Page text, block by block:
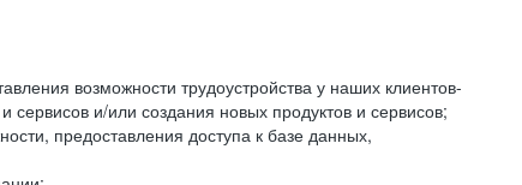
возможности трудоустройства у наших клиентов-
и/или создания новых продуктов и сервисов;
предоставления доступа к базе данных,